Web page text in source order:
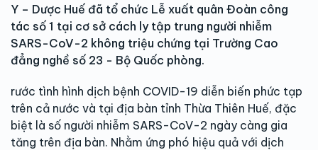
Y – Dược Huế đã tổ chức Lễ xuất quân Đoàn công
tác số 1 tại cơ sở cách ly tập trung người nhiễm
SARS-CoV-2 không triệu chứng tại Trường Cao
đẳng nghề số 23 - Bộ Quốc phòng.
rước tình hình dịch bệnh COVID-19 diễn biến phức tạp
trên cả nước và tại địa bàn tỉnh Thừa Thiên Huế, đặc
biệt là số người nhiễm SARS-CoV-2 ngày càng gia
tăng trên địa bàn. Nhằm ứng phó hiệu quả với dịch